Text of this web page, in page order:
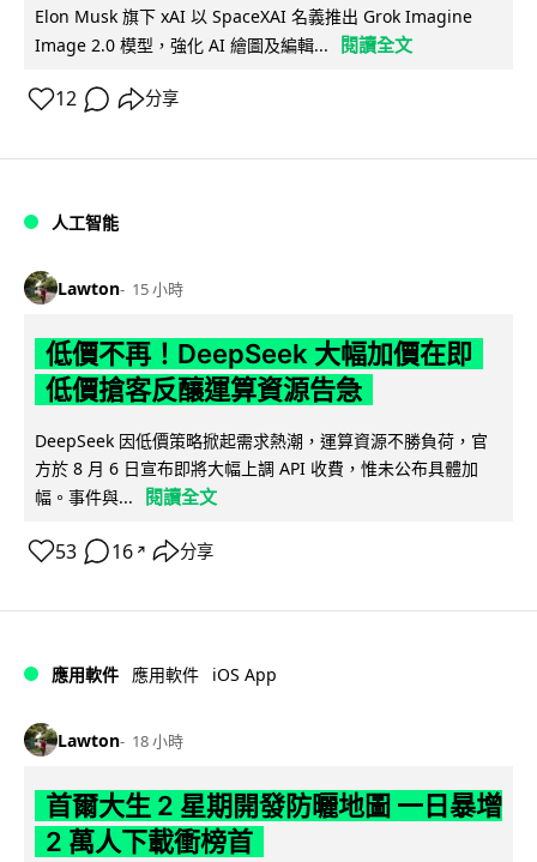
Elon Musk 旗下 xAI 以 SpaceXAI 名義推出 Grok Imagine
Image 2.0 模型，強化 AI 繪圖及編輯...
閱讀全文
12 分享
人工智能
Lawton 15 小時
低價不再！DeepSeek 大幅加價在即
低價搶客反釀運算資源告急
DeepSeek 因低價策略掀起需求熱潮，運算資源不勝負荷，官
方於 8 月 6 日宣布即將大幅上調 API 收費，惟未公布具體加
幅。事件與...
閱讀全文
53 16 ↗ 分享
應用軟件 應用軟件 iOS App
Lawton 18 小時
首爾大生 2 星期開發防曬地圖 一日暴增
2 萬人下載衝榜首